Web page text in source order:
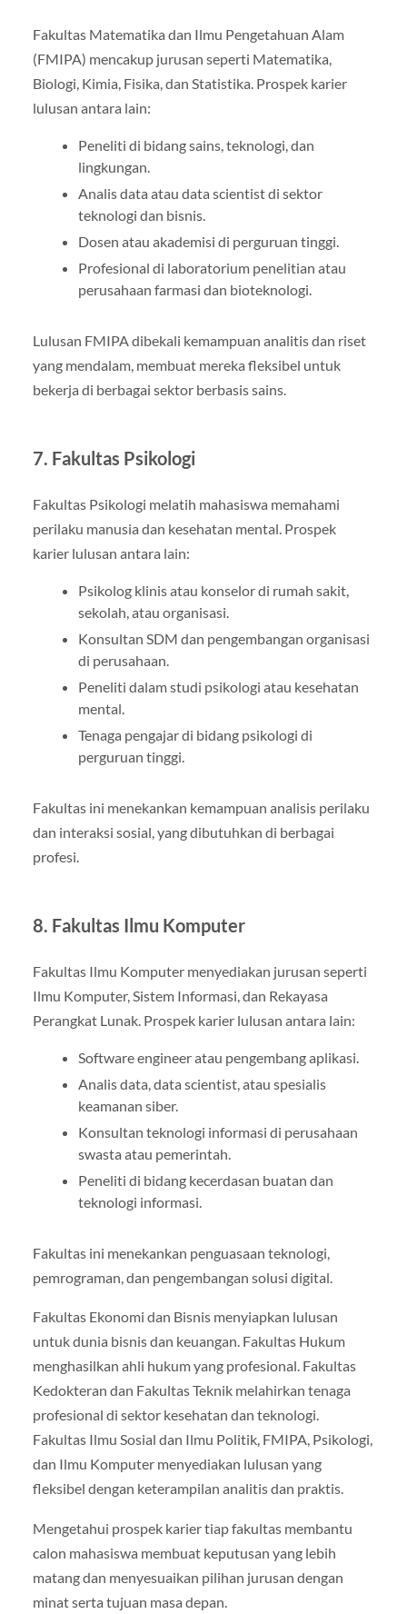
Fakultas Matematika dan Ilmu Pengetahuan Alam
(FMIPA) mencakup jurusan seperti Matematika,
Biologi, Kimia, Fisika, dan Statistika. Prospek karier
lulusan antara lain:
Peneliti di bidang sains, teknologi, dan
lingkungan.
Analis data atau data scientist di sektor
teknologi dan bisnis.
Dosen atau akademisi di perguruan tinggi.
Profesional di laboratorium penelitian atau
perusahaan farmasi dan bioteknologi.
Lulusan FMIPA dibekali kemampuan analitis dan riset
yang mendalam, membuat mereka fleksibel untuk
bekerja di berbagai sektor berbasis sains.
7. Fakultas Psikologi
Fakultas Psikologi melatih mahasiswa memahami
perilaku manusia dan kesehatan mental. Prospek
karier lulusan antara lain:
Psikolog klinis atau konselor di rumah sakit,
sekolah, atau organisasi.
Konsultan SDM dan pengembangan organisasi
di perusahaan.
Peneliti dalam studi psikologi atau kesehatan
mental.
Tenaga pengajar di bidang psikologi di
perguruan tinggi.
Fakultas ini menekankan kemampuan analisis perilaku
dan interaksi sosial, yang dibutuhkan di berbagai
profesi.
8. Fakultas Ilmu Komputer
Fakultas Ilmu Komputer menyediakan jurusan seperti
Ilmu Komputer, Sistem Informasi, dan Rekayasa
Perangkat Lunak. Prospek karier lulusan antara lain:
Software engineer atau pengembang aplikasi.
Analis data, data scientist, atau spesialis
keamanan siber.
Konsultan teknologi informasi di perusahaan
swasta atau pemerintah.
Peneliti di bidang kecerdasan buatan dan
teknologi informasi.
Fakultas ini menekankan penguasaan teknologi,
pemrograman, dan pengembangan solusi digital.
Fakultas Ekonomi dan Bisnis menyiapkan lulusan
untuk dunia bisnis dan keuangan. Fakultas Hukum
menghasilkan ahli hukum yang profesional. Fakultas
Kedokteran dan Fakultas Teknik melahirkan tenaga
profesional di sektor kesehatan dan teknologi.
Fakultas Ilmu Sosial dan Ilmu Politik, FMIPA, Psikologi,
dan Ilmu Komputer menyediakan lulusan yang
fleksibel dengan keterampilan analitis dan praktis.
Mengetahui prospek karier tiap fakultas membantu
calon mahasiswa membuat keputusan yang lebih
matang dan menyesuaikan pilihan jurusan dengan
minat serta tujuan masa depan.